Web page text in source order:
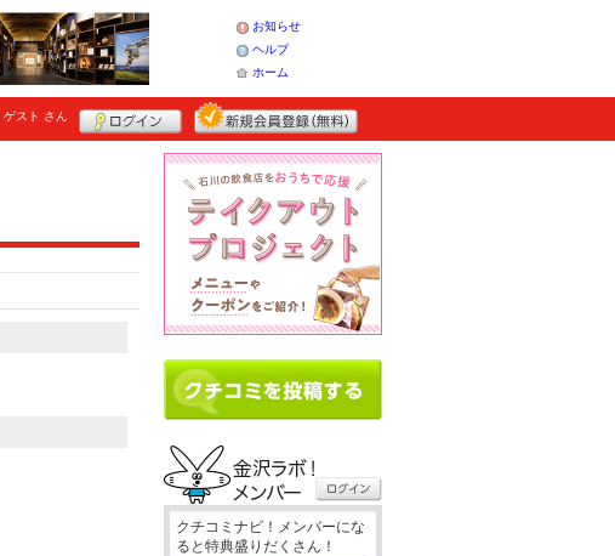
お知らせ
ヘルプ
ホーム
ゲスト さん
クチコミナビ！メンバーにな
ると特典盛りだくさん！